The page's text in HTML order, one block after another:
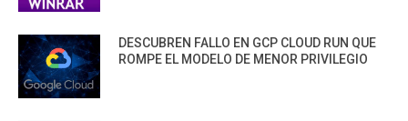
DESCUBREN FALLO EN GCP CLOUD RUN QUE
ROMPE EL MODELO DE MENOR PRIVILEGIO